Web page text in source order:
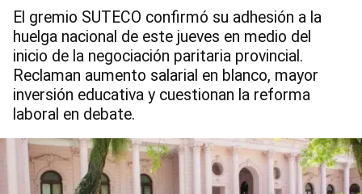
El gremio SUTECO confirmó su adhesión a la
huelga nacional de este jueves en medio del
inicio de la negociación paritaria provincial.
Reclaman aumento salarial en blanco, mayor
inversión educativa y cuestionan la reforma
laboral en debate.